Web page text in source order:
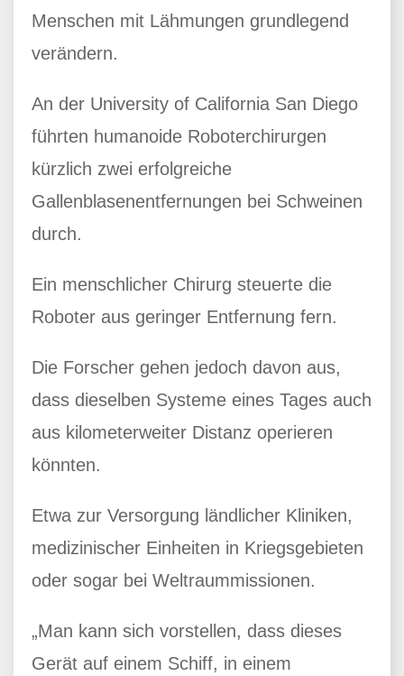
Menschen mit Lähmungen grundlegend
verändern.
An der University of California San Diego
führten humanoide Roboterchirurgen
kürzlich zwei erfolgreiche
Gallenblasenentfernungen bei Schweinen
durch.
Ein menschlicher Chirurg steuerte die
Roboter aus geringer Entfernung fern.
Die Forscher gehen jedoch davon aus,
dass dieselben Systeme eines Tages auch
aus kilometerweiter Distanz operieren
könnten.
Etwa zur Versorgung ländlicher Kliniken,
medizinischer Einheiten in Kriegsgebieten
oder sogar bei Weltraummissionen.
„Man kann sich vorstellen, dass dieses
Gerät auf einem Schiff, in einem